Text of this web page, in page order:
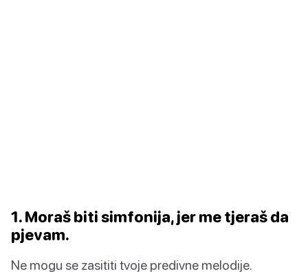
1. Moraš biti simfonija, jer me tjeraš da
pjevam.
Ne mogu se zasititi tvoje predivne melodije.